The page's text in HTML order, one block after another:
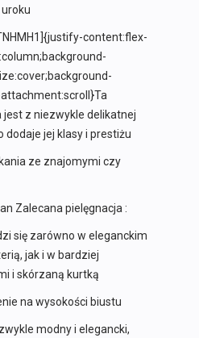
content:flex-
z niezwykle delikatnej
jej klasy i prestiżu
ze znajomymi czy
Zalecana pielęgnacja :
się zarówno w eleganckim
jak i w bardziej
i skórzaną kurtką
na wysokości biustu
modny i elegancki,